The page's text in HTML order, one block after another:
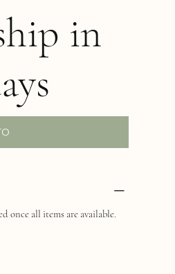
in
once all items are available.